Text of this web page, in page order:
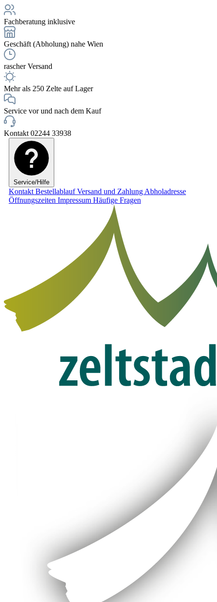
Fachberatung inklusive
Geschäft (Abholung) nahe Wien
rascher Versand
Mehr als 250 Zelte auf Lager
Service vor und nach dem Kauf
Kontakt 02244 33938
Service/Hilfe
Kontakt BestellablaufVersand und Zahlung Abholadresse
Öffnungszeiten Impressum Häufige Fragen